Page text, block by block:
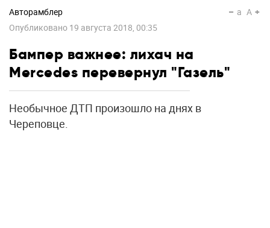
Авторамблер
Опубликовано 19 августа 2018, 00:35
a A
Бампер важнее: лихач на
Mercedes перевернул "Газель"
Необычное ДТП произошло на днях в
Череповце.